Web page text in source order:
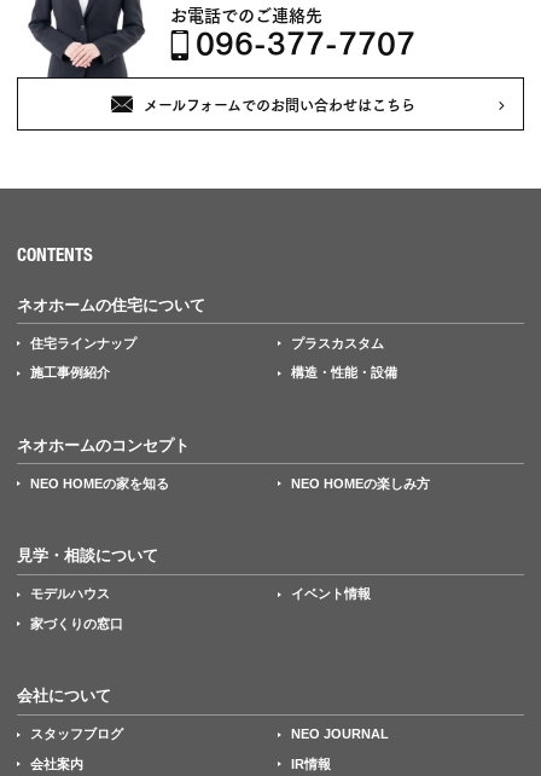
お電話でのご連絡先
096-377-7707
メールフォームでのお問い合わせはこちら
CONTENTS
ネオホームの住宅について
住宅ラインナップ プラスカスタム
施工事例紹介 構造・性能・設備
ネオホームのコンセプト
NEO HOMEの家を知る NEO HOMEの楽しみ方
見学・相談について
モデルハウス イベント情報
家づくりの窓口
会社について
スタッフブログ NEO JOURNAL
会社案内 IR情報